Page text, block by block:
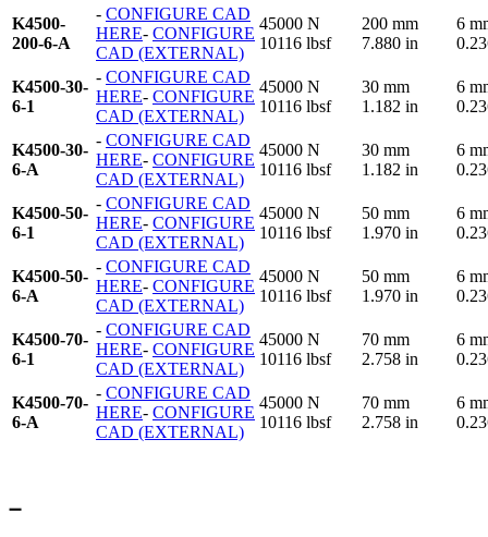
K4500-
200-6-A
- CONFIGURE CAD
HERE- CONFIGURE
CAD (EXTERNAL)
45000 N
10116 lbsf
200 mm
7.880 in
6
K4500-30-
6-1
- CONFIGURE CAD
HERE- CONFIGURE
CAD (EXTERNAL)
45000 N
10116 lbsf
30 mm
1.182 in
6
K4500-30-
6-A
- CONFIGURE CAD
HERE- CONFIGURE
CAD (EXTERNAL)
45000 N
10116 lbsf
30 mm
1.182 in
6
K4500-50-
6-1
- CONFIGURE CAD
HERE- CONFIGURE
CAD (EXTERNAL)
45000 N
10116 lbsf
50 mm
1.970 in
6
K4500-50-
6-A
- CONFIGURE CAD
HERE- CONFIGURE
CAD (EXTERNAL)
45000 N
10116 lbsf
50 mm
1.970 in
6
K4500-70-
6-1
- CONFIGURE CAD
HERE- CONFIGURE
CAD (EXTERNAL)
45000 N
10116 lbsf
70 mm
2.758 in
6
K4500-70-
6-A
- CONFIGURE CAD
HERE- CONFIGURE
CAD (EXTERNAL)
45000 N
10116 lbsf
70 mm
2.758 in
6